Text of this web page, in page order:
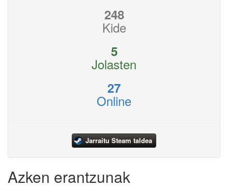
248
Kide
5
Jolasten
27
Online
Jarraitu Steam taldea
Azken erantzunak